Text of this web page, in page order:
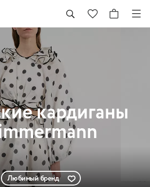
кардиганы
Любимый бренд